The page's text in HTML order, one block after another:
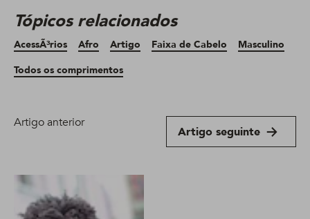
Tópicos relacionados
AcessÃ³rios Afro Artigo Faixa de Cabelo
Masculino
Todos os comprimentos
Artigo anterior
Artigo seguinte